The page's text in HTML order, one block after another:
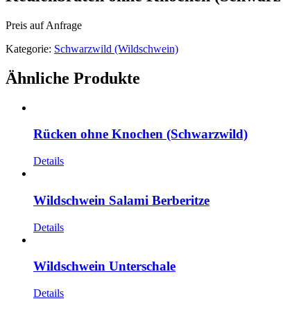
Preis auf Anfrage
Kategorie: Schwarzwild (Wildschwein)
Ähnliche Produkte
Rücken ohne Knochen (Schwarzwild)
Details
Wildschwein Salami Berberitze
Details
Wildschwein Unterschale
Details